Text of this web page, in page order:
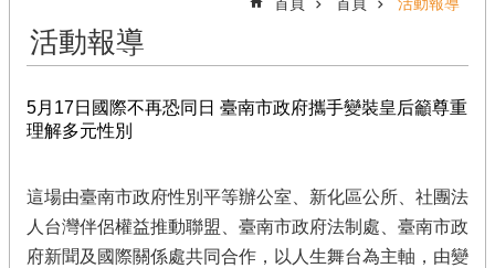
活動報導
5月17日國際不再恐同日 臺南市政府攜手變裝皇后籲尊重
理解多元性別
這場由臺南市政府性別平等辦公室、新化區公所、社團法
人台灣伴侶權益推動聯盟、臺南市政府法制處、臺南市政
府新聞及國際關係處共同合作，以人生舞台為主軸，由變